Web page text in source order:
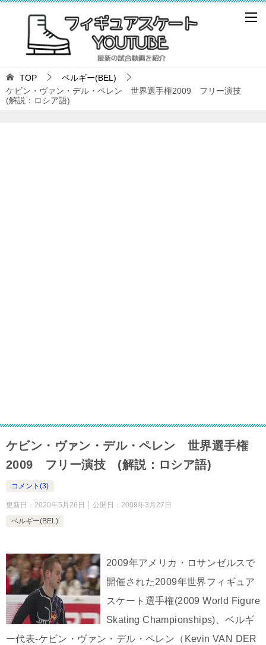
TOP
ベルギー(BEL)
ケビン・ヴァン・デル・ペレン 世界選手権2009 フリー演技
(解説：ロシア語)
ケビン・ヴァン・デル・ペレン 世界選手権
2009 フリー演技 (解説：ロシア語)
コメント(3)
更新日： 2020年5月26日 公開日： 2009年3月27日
ベルギー(BEL)
2009年アメリカ・ロサンゼルスで
開催された2009年世界フィギュア
スケート選手権(2009 World Figure
Skating Championships)、ベルギ
ー代表-ケビン・ヴァン・デル・ペレン（Kevin VAN DER